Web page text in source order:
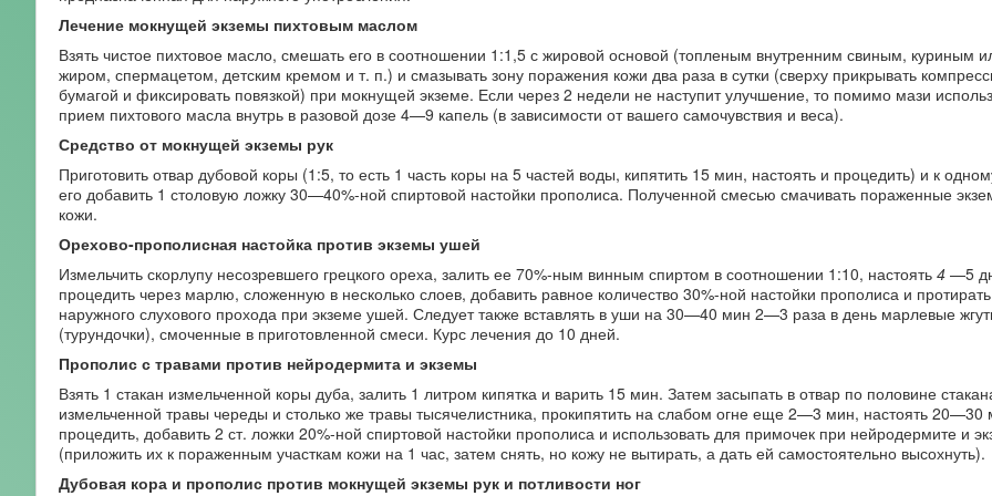
Лечение мокнущей экземы пихтовым маслом
Взять чистое пихтовое масло, смешать его в соотношении 1:1,5 с жировой основой (топленым внутренним свиным, куриным
жиром, спермацетом, детским кремом и т. п.) и смазывать зону поражения кожи два раза в сутки (сверху прикрывать
бумагой и фиксировать повязкой) при мокнущей экземе. Если через 2 недели не наступит улучшение, то помимо мази
прием пихтового масла внутрь в разовой дозе 4—9 капель (в зависимости от вашего самочувствия и веса).
Средство от мокнущей экземы рук
Приготовить отвар дубовой коры (1:5, то есть 1 часть коры на 5 частей воды, кипятить 15 мин, настоять и процедить) и к
его добавить 1 столовую ложку 30—40%-ной спиртовой настойки прополиса. Полученной смесью смачивать пораженные
кожи.
Орехово-прополисная настойка против экземы ушей
Измельчить скорлупу несозревшего грецкого ореха, залить ее 70%-ным винным спиртом в соотношении 1:10, настоять 4 —5
процедить через марлю, сложенную в несколько слоев, добавить равное количество 30%-ной настойки прополиса и
наружного слухового прохода при экземе ушей. Следует также вставлять в уши на 30—40 мин 2—3 раза в день марлевые
(турундочки), смоченные в приготовленной смеси. Курс лечения до 10 дней.
Прополис с травами против нейродермита и экземы
Взять 1 стакан измельченной коры дуба, залить 1 литром кипятка и варить 15 мин. Затем засыпать в отвар по половине
измельченной травы череды и столько же травы тысячелистника, прокипятить на слабом огне еще 2—3 мин, настоять 20—30
процедить, добавить 2 ст. ложки 20%-ной спиртовой настойки прополиса и использовать для примочек при нейродермите и
(приложить их к пораженным участкам кожи на 1 час, затем снять, но кожу не вытирать, а дать ей самостоятельно высохнуть).
Дубовая кора и прополис против мокнущей экземы рук и потливости ног